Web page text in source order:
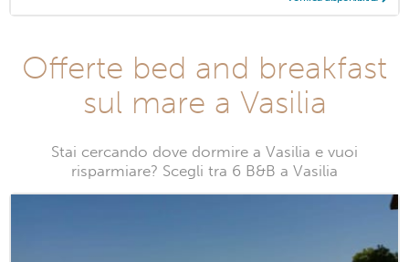
Offerte bed and breakfast
sul mare a Vasilia
Stai cercando dove dormire a Vasilia e vuoi
risparmiare? Scegli tra 6 B&B a Vasilia